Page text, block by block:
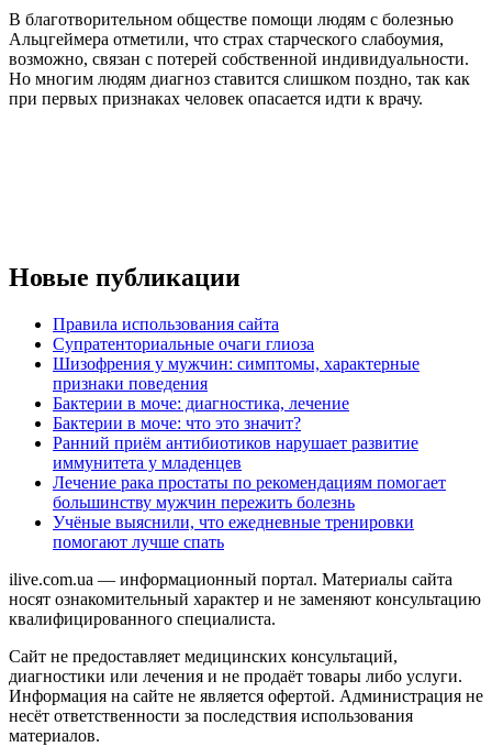
В благотворительном обществе помощи людям с болезнью
Альцгеймера отметили, что страх старческого слабоумия,
возможно, связан с потерей собственной индивидуальности.
Но многим людям диагноз ставится слишком поздно, так как
при первых признаках человек опасается идти к врачу.
Новые публикации
Правила использования сайта
Супратенториальные очаги глиоза
Шизофрения у мужчин: симптомы, характерные
признаки поведения
Бактерии в моче: диагностика, лечение
Бактерии в моче: что это значит?
Ранний приём антибиотиков нарушает развитие
иммунитета у младенцев
Лечение рака простаты по рекомендациям помогает
большинству мужчин пережить болезнь
Учёные выяснили, что ежедневные тренировки
помогают лучше спать
ilive.com.ua — информационный портал. Материалы сайта
носят ознакомительный характер и не заменяют консультацию
квалифицированного специалиста.
Сайт не предоставляет медицинских консультаций,
диагностики или лечения и не продаёт товары либо услуги.
Информация на сайте не является офертой. Администрация не
несёт ответственности за последствия использования
материалов.